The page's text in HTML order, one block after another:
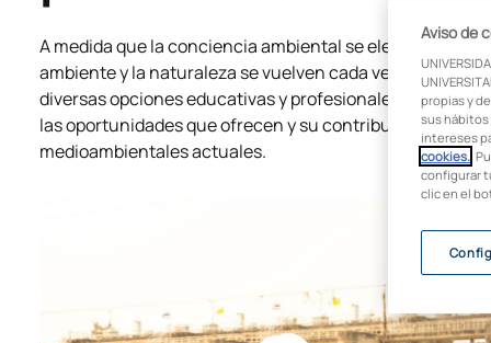
A medida que la conciencia ambiental se eleva a nivel
ambiente y la naturaleza se vuelven cada vez más
diversas opciones educativas y profesionales en este
las oportunidades que ofrecen y su contribución
medioambientales actuales.
Aviso de
propias y
sus hábitos
intereses
cookies. .
configurar
clic en el